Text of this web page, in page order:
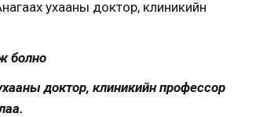
ухааны доктор, клиникийн
болно
доктор, клиникийн профессор